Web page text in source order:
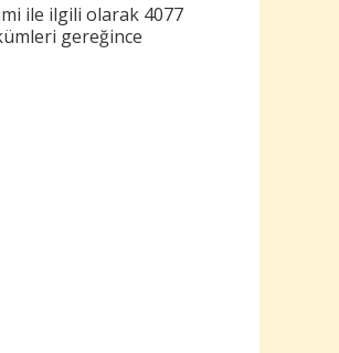
ile ilgili olarak 4077
gereğince